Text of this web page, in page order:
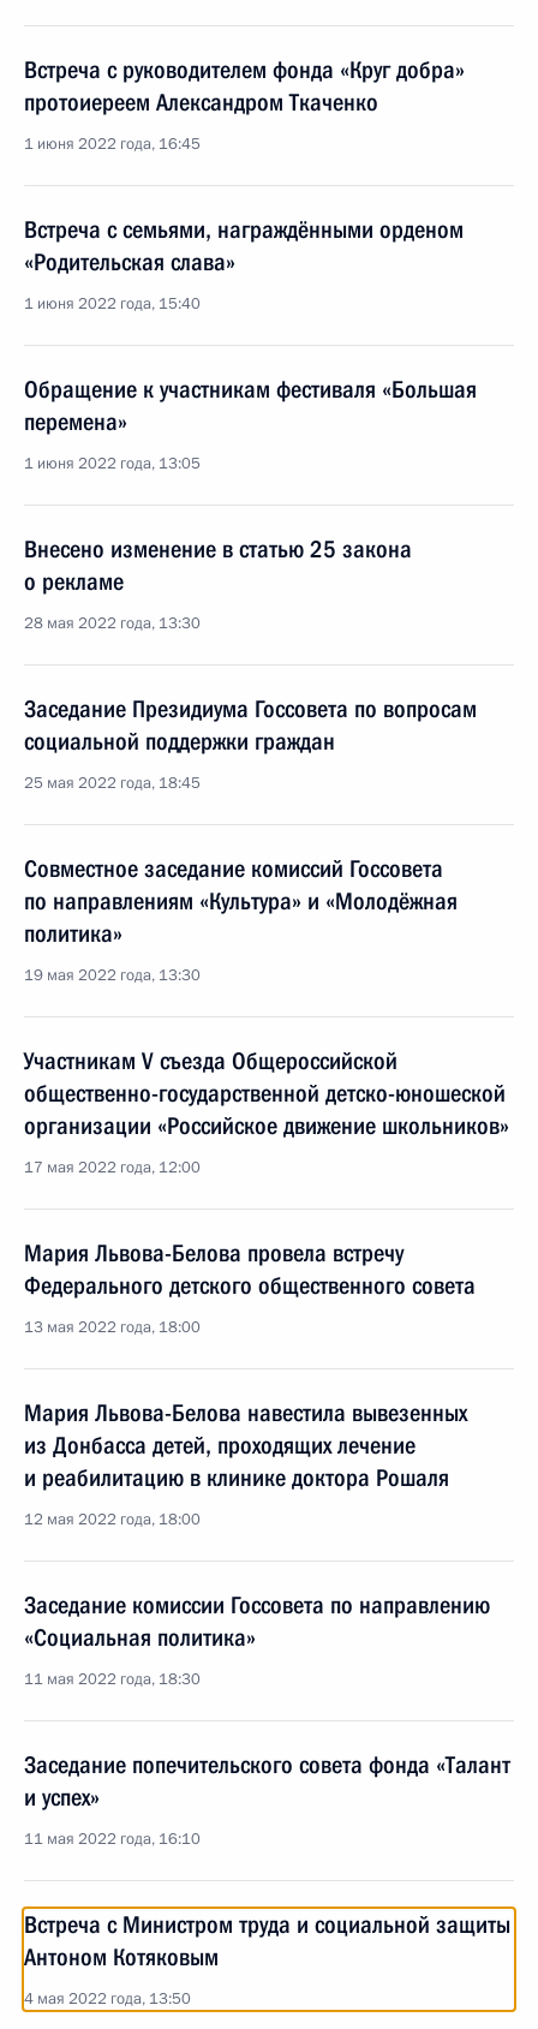
Встреча с руководителем фонда «Круг добра»
протоиереем Александром Ткаченко
1 июня 2022 года, 16:45
Встреча с семьями, награждёнными орденом
«Родительская слава»
1 июня 2022 года, 15:40
Обращение к участникам фестиваля «Большая
перемена»
1 июня 2022 года, 13:05
Внесено изменение в статью 25 закона
о рекламе
28 мая 2022 года, 13:30
Заседание Президиума Госсовета по вопросам
социальной поддержки граждан
25 мая 2022 года, 18:45
Совместное заседание комиссий Госсовета
по направлениям «Культура» и «Молодёжная
политика»
19 мая 2022 года, 13:30
Участникам V съезда Общероссийской
общественно-государственной детско-юношеской
организации «Российское движение школьников»
17 мая 2022 года, 12:00
Мария Львова-Белова провела встречу
Федерального детского общественного совета
13 мая 2022 года, 18:00
Мария Львова-Белова навестила вывезенных
из Донбасса детей, проходящих лечение
и реабилитацию в клинике доктора Рошаля
12 мая 2022 года, 18:00
Заседание комиссии Госсовета по направлению
«Социальная политика»
11 мая 2022 года, 18:30
Заседание попечительского совета фонда «Талант
и успех»
11 мая 2022 года, 16:10
Встреча с Министром труда и социальной защиты
Антоном Котяковым
4 мая 2022 года, 13:50